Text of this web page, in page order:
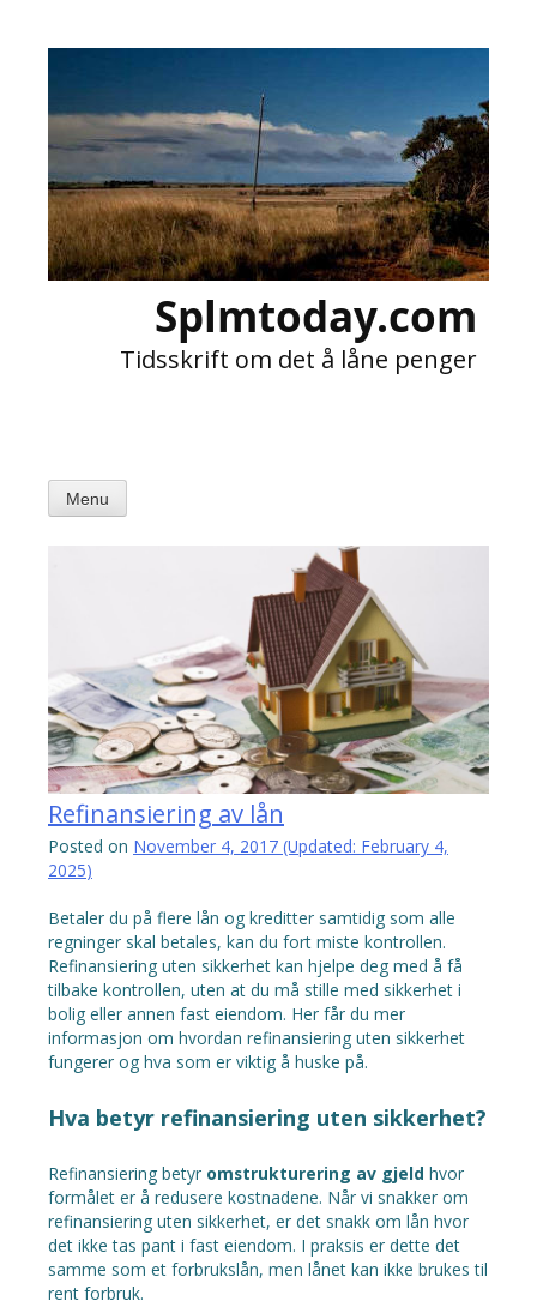
content
Splmtoday.com
Tidsskrift om det å låne penger
Menu
Refinansiering av lån
Posted on November 4, 2017 (Updated: February 4,
2025)
Betaler du på flere lån og kreditter samtidig som alle
regninger skal betales, kan du fort miste kontrollen.
Refinansiering uten sikkerhet kan hjelpe deg med å få
tilbake kontrollen, uten at du må stille med sikkerhet i
bolig eller annen fast eiendom. Her får du mer
informasjon om hvordan refinansiering uten sikkerhet
fungerer og hva som er viktig å huske på.
Hva betyr refinansiering uten sikkerhet?
Refinansiering betyr omstrukturering av gjeld hvor
formålet er å redusere kostnadene. Når vi snakker om
refinansiering uten sikkerhet, er det snakk om lån hvor
det ikke tas pant i fast eiendom. I praksis er dette det
samme som et forbrukslån, men lånet kan ikke brukes til
rent forbruk.